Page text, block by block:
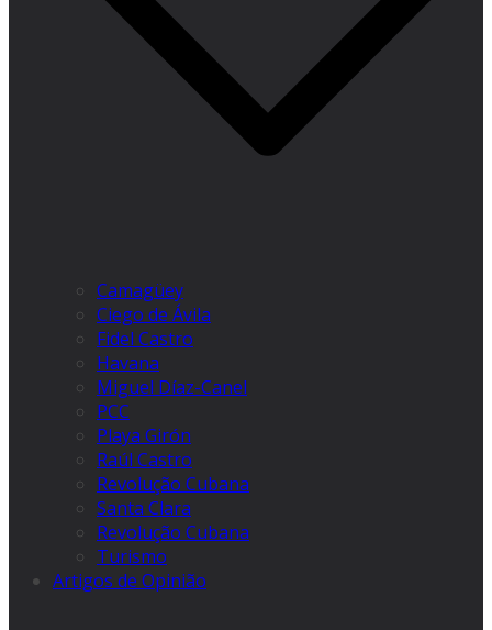
Camagüey
Ciego de Ávila
Fidel Castro
Havana
Miguel Díaz-Canel
PCC
Playa Girón
Raúl Castro
Revolução Cubana
Santa Clara
Revolução Cubana
Turismo
Artigos de Opinião